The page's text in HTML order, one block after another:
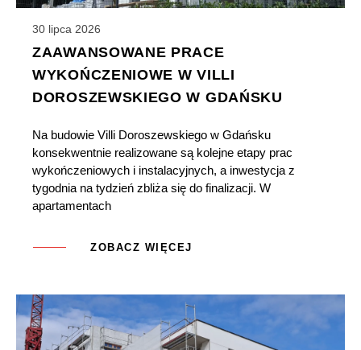
30 lipca 2026
ZAAWANSOWANE PRACE
WYKOŃCZENIOWE W VILLI
DOROSZEWSKIEGO W GDAŃSKU
Na budowie Villi Doroszewskiego w Gdańsku
konsekwentnie realizowane są kolejne etapy prac
wykończeniowych i instalacyjnych, a inwestycja z
tygodnia na tydzień zbliża się do finalizacji. W
apartamentach
ZOBACZ WIĘCEJ